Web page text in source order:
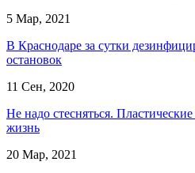
5 Мар, 2021
В Краснодаре за сутки
остановок
11 Сен, 2020
Не надо стесняться.
жизнь
20 Мар, 2021